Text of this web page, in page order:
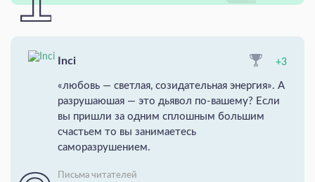
Inci +3
«любовь — светлая, созидательная энергия». А
разрушаюшая — это дьявол по-вашему? Если
вы пришли за одним сплошным большим
счастьем то вы занимаетесь
саморазрушением.
Письма читателей